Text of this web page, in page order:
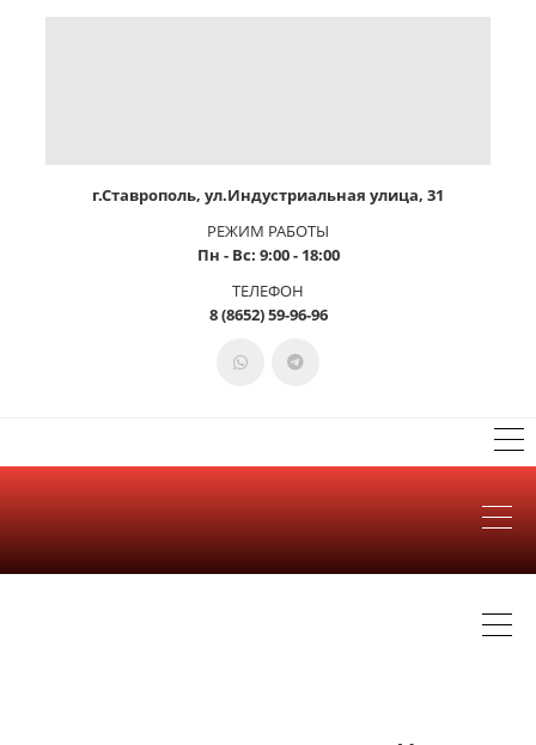
г.Ставрополь, ул.Индустриальная улица, 31
РЕЖИМ РАБОТЫ
Пн - Вс: 9:00 - 18:00
ТЕЛЕФОН
8 (8652) 59-96-96